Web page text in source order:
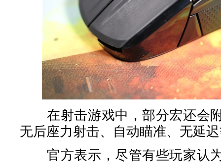
在射击游戏中，部分宏还会
无后座力射击、自动瞄准、无延
官方表示，尽管有些玩家认